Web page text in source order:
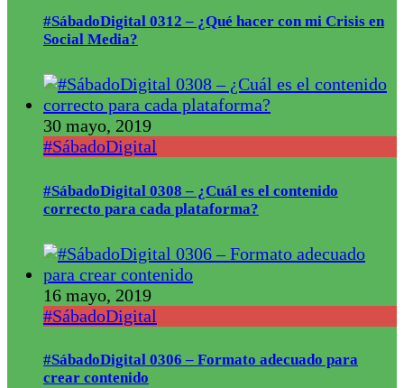
#SábadoDigital 0312 – ¿Qué hacer con mi Crisis en
Social Media?
30 mayo, 2019
#SábadoDigital
#SábadoDigital 0308 – ¿Cuál es el contenido
correcto para cada plataforma?
16 mayo, 2019
#SábadoDigital
#SábadoDigital 0306 – Formato adecuado para
crear contenido